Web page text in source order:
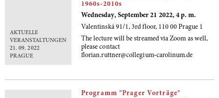
AKTUELLE
VERANSTALTUNGEN
21. 09. 2022
PRAGUE
1960s-2010s
Wednesday, September 21 2022, 4 p. m.
Valentinská 91/1, 3rd floor, 110 00 Prague 1
The lecture will be streamed via Zoom as well,
please contact
florian.ruttner@collegium‐carolinum.de
Programm "Prager Vorträge"